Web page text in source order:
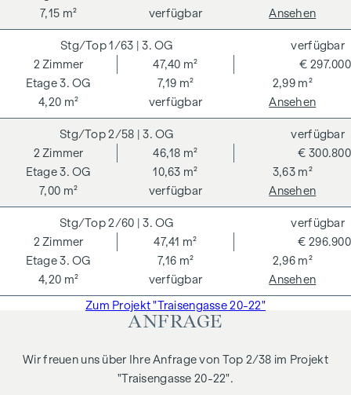
7,15 m²
verfügbar Ansehen
1/63 | 3. OG
3. OG
2 Zimmer
47,40 m²
7,19 m²
2,99 m²
4,20 m²
€ 297.000
verfügbar
verfügbar
Ansehen
2/58 | 3. OG
3. OG
2 Zimmer
46,18 m²
10,63 m²
3,63 m²
7,00 m²
€ 300.800
verfügbar
verfügbar
Ansehen
2/60 | 3. OG
3. OG
2 Zimmer
47,41 m²
7,16 m²
2,96 m²
4,20 m²
€ 296.900
verfügbar
verfügbar
Ansehen
Zum Projekt "Traisengasse 20-22"
ANFRAGE
Wir freuen uns über Ihre Anfrage von Top 2/38 im Projekt
"Traisengasse 20-22".